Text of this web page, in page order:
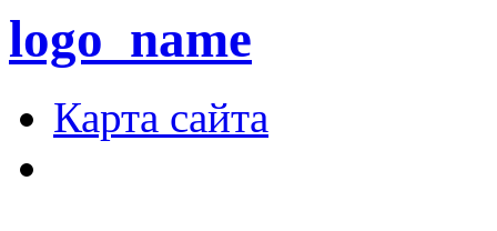
logo_name
Карта сайта